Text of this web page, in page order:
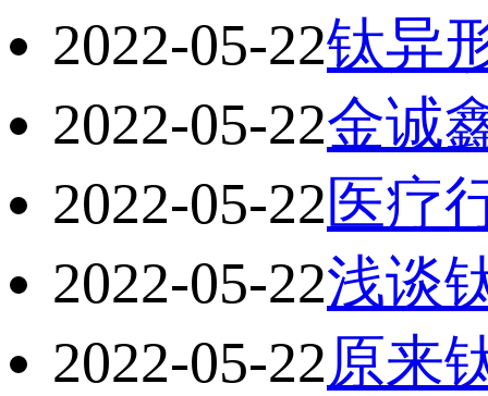
2022-05-22钛异
2022-05-22金诚
2022-05-22医疗
2022-05-22浅谈
2022-05-22原来